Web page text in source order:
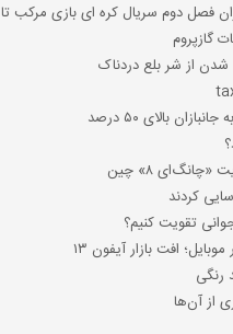
فصل دوم سریال کره ای بازی مرکب
گازپروم
از شر بلع دردناک
بالای ۵۰ درصد
۸» چین
کردند
تقویت کنیم؟
افت بازار آیفون ۱۳
رنگی
از آن‌ها